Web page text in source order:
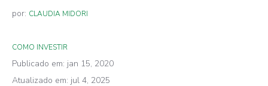
por: CLAUDIA MIDORI
COMO INVESTIR
Publicado em: jan 15, 2020
Atualizado em: jul 4, 2025